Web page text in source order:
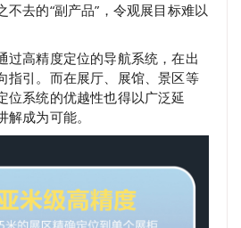
不去的“副产品”，令观展目标难以
过高精度定位的导航系统，在出
指引。而在展厅、展馆、景区等
位系统的优越性也得以广泛延
成为可能。